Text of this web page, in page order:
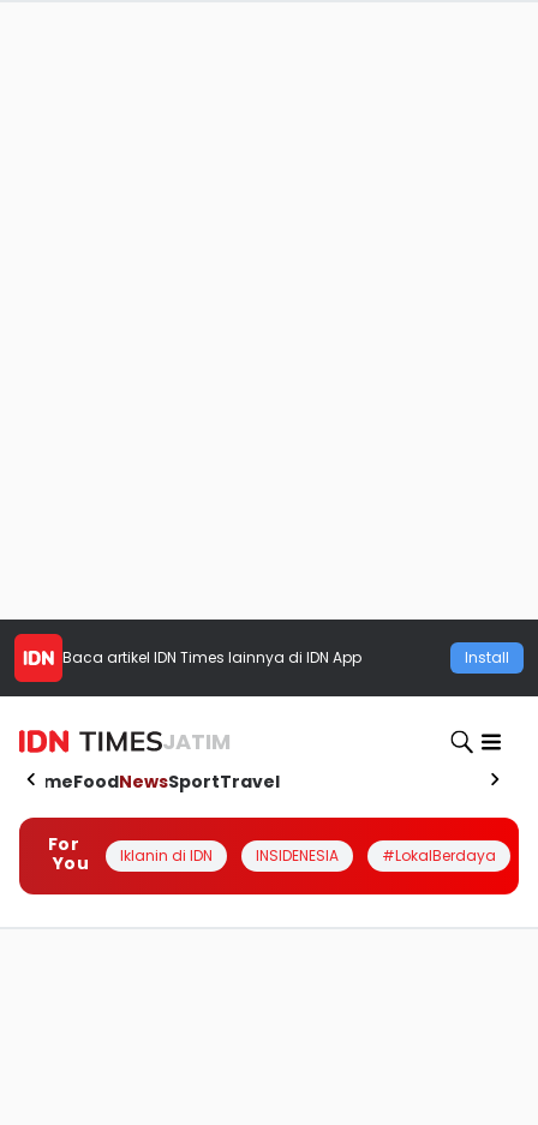
Baca artikel IDN Times lainnya di IDN App Install
JATIM
HomeFoodNewsSportTravel
For
You
Iklanin di IDN INSIDENESIA #LokalBerdaya